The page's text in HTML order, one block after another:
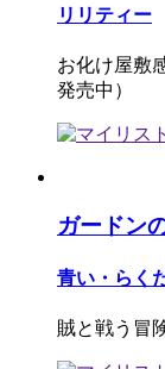
リリティー
お化け屋敷
発売中）
ガードン
青い・らく
賊と戦う冒